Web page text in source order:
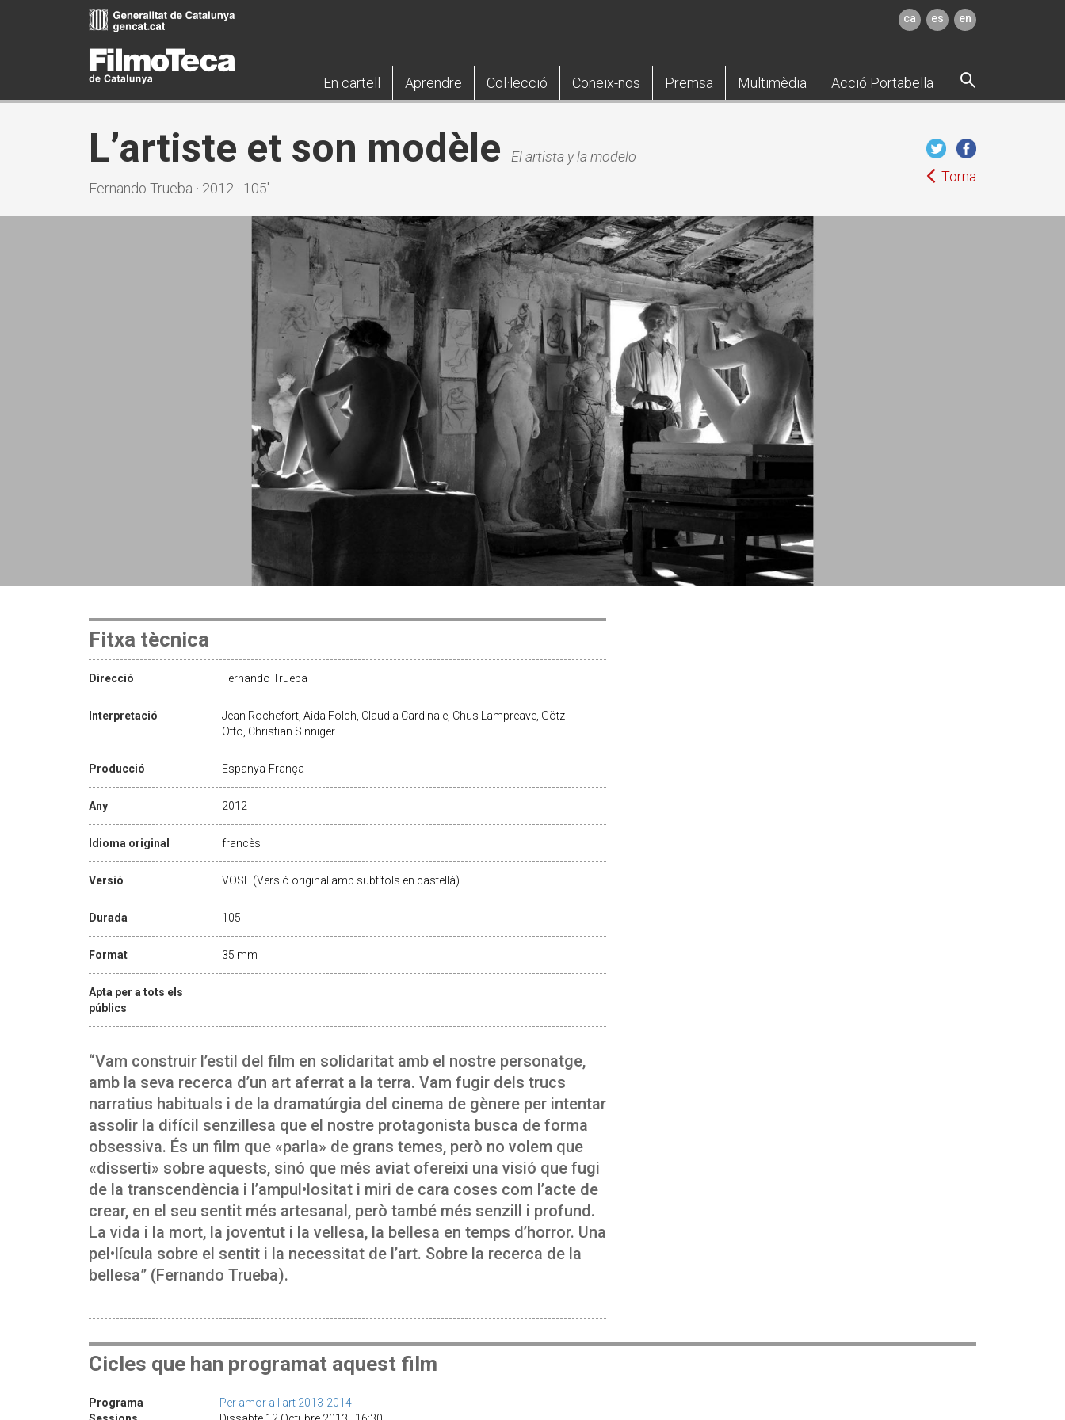
ca es en
En cartell Aprendre Col·lecció Coneix-nos Premsa Multimèdia Acció Portabella
L’artiste et son modèle
El artista y la modelo
Fernando Trueba · 2012 · 105'
Torna
Fitxa tècnica
Direcció Fernando Trueba
Interpretació
Jean Rochefort, Aida Folch, Claudia Cardinale, Chus Lampreave, Götz
Otto, Christian Sinniger
Producció Espanya-França
Any 2012
Idioma original francès
Versió VOSE (Versió original amb subtítols en castellà)
Durada 105'
Format 35 mm
Apta per a tots els
públics
“Vam construir l’estil del film en solidaritat amb el nostre personatge,
amb la seva recerca d’un art aferrat a la terra. Vam fugir dels trucs
narratius habituals i de la dramatúrgia del cinema de gènere per intentar
assolir la difícil senzillesa que el nostre protagonista busca de forma
obsessiva. És un film que «parla» de grans temes, però no volem que
«disserti» sobre aquests, sinó que més aviat ofereixi una visió que fugi
de la transcendència i l’ampul•lositat i miri de cara coses com l’acte de
crear, en el seu sentit més artesanal, però també més senzill i profund.
La vida i la mort, la joventut i la vellesa, la bellesa en temps d’horror. Una
pel•lícula sobre el sentit i la necessitat de l’art. Sobre la recerca de la
bellesa” (Fernando Trueba).
Cicles que han programat aquest film
Programa
Per amor a l'art 2013-2014